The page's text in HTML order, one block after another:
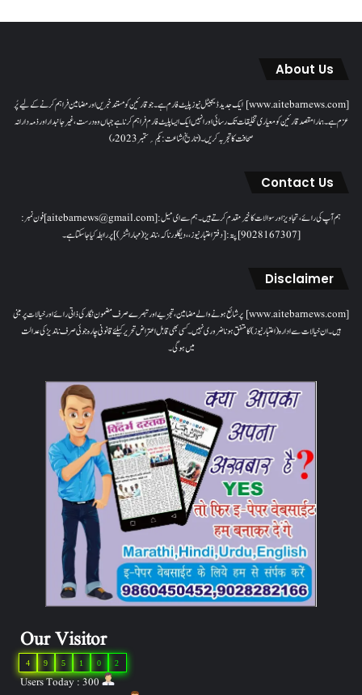
About Us
[www.aitebarnews.com] ایک جدید ڈیجیٹل نیوز پلیٹ فارم ہے۔ جو قارئین کو مستند خبریں اور مضامین فراہم کرنے کے لیے پُر
عزم ہے۔ ہمارا مقصدقارئین کو معیاری تخلیقات تک رسائی اور انہیں ایک ایسا پلیٹ فارم فراہم کرنا ہے جہاں وہ درست، غیر جانبدار اور ذمہ دارانہ
صحافت کا تجربہ کریں۔( تاریخ اشاعت : یکم؍ ستمبر 2023ء)
Contact Us
ہم آپ کی رائے، تجاویز اور سوالات کا خیرمقدم کرتے ہیں۔ ہم سےای میل: [aitebarnews@gmail.com]فون نمبر:
[9028167307]پتہ: [دفتر اعتبار نیوز، ، دیگلور ناکہ، ناندیڑ(مہاراشٹر) ] پر رابطہ کیا جاسکتا ہے۔
Disclaimer
[www.aitebarnews.com] پر شائع ہونے والے مضامین، تجزیے اور تبصرے صرف مضمون نگار کی ذاتی رائے اور خیالات پر مبنی
ہیں۔ ان خیالات سے ادارہ (اعتبار نیوز) کا متفق ہونا ضروری نہیں۔ کسی بھی قابل اعتراض تحریر کیلئے قانونی چارہ جوئی صرف ناندیڑ کی عدالت
میں ہوگی۔
Our Visitor
2
0
1
5
9
4
Users Today : 300